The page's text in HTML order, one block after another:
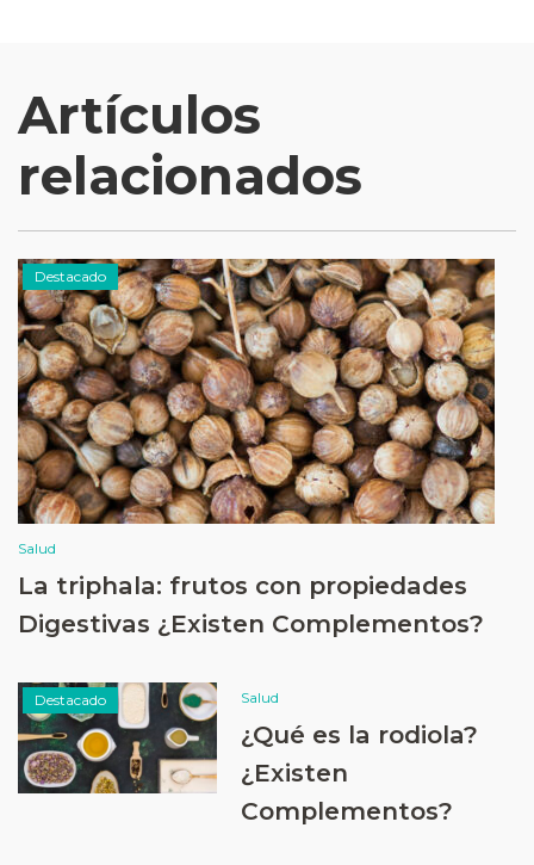
Artículos
relacionados
Destacado
Salud
La triphala: frutos con propiedades
Digestivas ¿Existen Complementos?
Destacado Salud
¿Qué es la rodiola?
¿Existen
Complementos?